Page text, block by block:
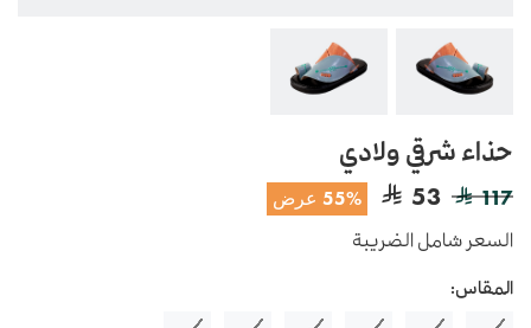
حذاء شرقي ولادي
117
53 55% عرض
السعر شامل الضريبة
المقاس: